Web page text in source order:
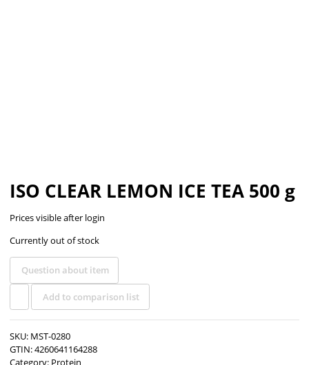
ISO CLEAR LEMON ICE TEA 500 g
Prices visible after login
Currently out of stock
Question about item
Add to comparison list
SKU: MST-0280
GTIN:4260641164288
Category: Protein